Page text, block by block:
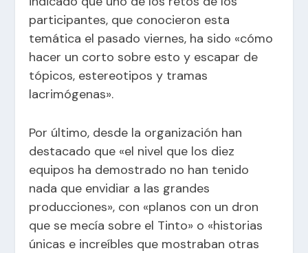
participantes, que conocieron esta
temática el pasado viernes, ha sido «cómo
hacer un corto sobre esto y escapar de
tópicos, estereotipos y tramas
lacrimógenas».
Por último, desde la organización han
destacado que «el nivel que los diez
equipos ha demostrado no han tenido
nada que envidiar a las grandes
producciones», con «planos con un dron
que se mecía sobre el Tinto» o «historias
únicas e increíbles que mostraban otras